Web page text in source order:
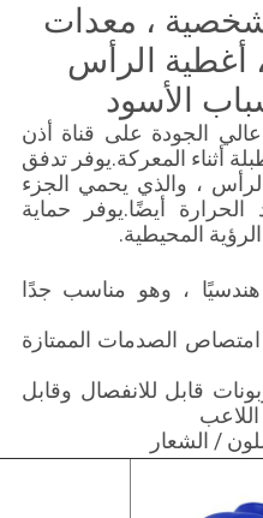
، معدات
أغطية الرأس
الأسود
الجودة على قناة أذن
أثناء المعركة.يوفر تدفق
، والذي يحمي الجزء
أيضًا.يوفر حماية
المحيطية.
، وهو مناسب جدًا
سمك 23 مم ، امتصاص الصدمات الممتازة
قابل للانفصال وقابل